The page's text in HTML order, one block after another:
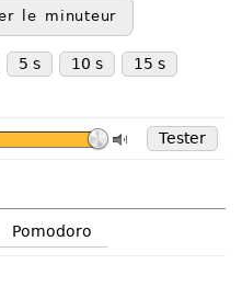
5 s 10 s
15 s
Tester
Pomodoro